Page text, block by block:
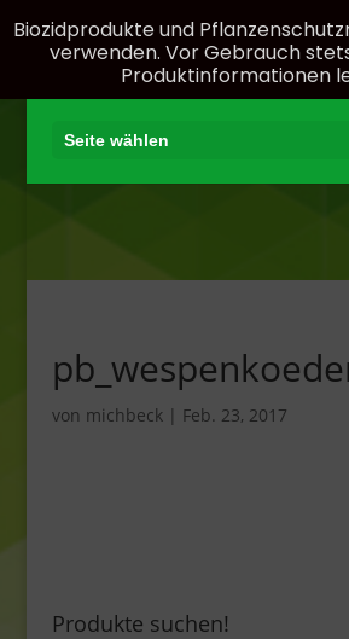
Seite wählen
von michbeck| Feb. 23, 2017
Produkte suchen!
Biozidprodukte und
verwenden. Vor Gebrauch
Produktinformationen